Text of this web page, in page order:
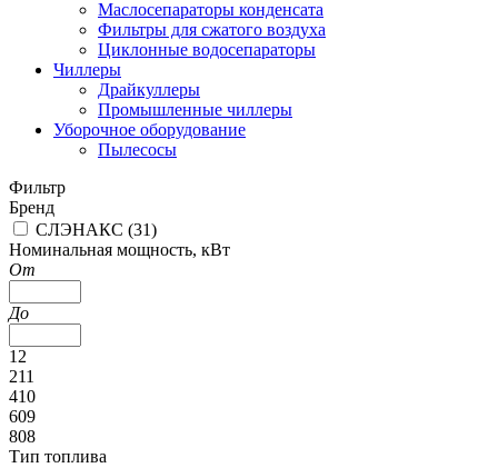
Маслосепараторы конденсата
Фильтры для сжатого воздуха
Циклонные водосепараторы
Чиллеры
Драйкуллеры
Промышленные чиллеры
Уборочное оборудование
Пылесосы
Фильтр
Бренд
CЛЭНАКС (31)
Номинальная мощность, кВт
От
До
12
211
410
609
808
Тип топлива